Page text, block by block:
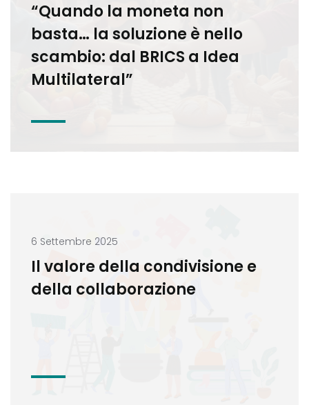
“Quando la moneta non
basta… la soluzione è nello
scambio: dal BRICS a Idea
Multilateral”
6 Settembre 2025
Il valore della condivisione e
della collaborazione